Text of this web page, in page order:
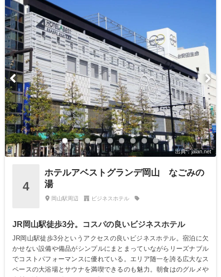
出典：jalan.net
4
ホテルアベストグランデ岡山 なごみの
湯
岡山駅周辺 ビジネスホテル
JR岡山駅徒歩3分。コスパの良いビジネスホテル
JR岡山駅徒歩3分というアクセスの良いビジネスホテル。宿泊に欠
かせない設備や備品がシンプルにまとまっていながらリーズナブル
でコストパフォーマンスに優れている。エリア随一を誇る広大なス
ペースの大浴場とサウナを満喫できるのも魅力。朝食はのグルメや